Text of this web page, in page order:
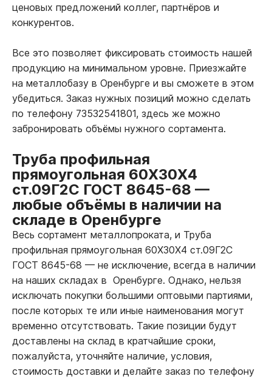
ценовых предложений коллег, партнёров и
конкурентов.
Все это позволяет фиксировать стоимость нашей
продукцию на минимальном уровне. Приезжайте
на металлобазу в Оренбурге и вы сможете в этом
убедиться. Заказ нужных позиций можно сделать
по телефону 73532541801, здесь же можно
забронировать объёмы нужного сортамента.
Труба профильная
прямоугольная 60Х30Х4
ст.09Г2С ГОСТ 8645-68 —
любые объёмы в наличии на
складе в Оренбурге
Весь сортамент металлопроката, и Труба
профильная прямоугольная 60Х30Х4 ст.09Г2С
ГОСТ 8645-68 — не исключение, всегда в наличии
на наших складах в Оренбурге. Однако, нельзя
исключать покупки большими оптовыми партиями,
после которых те или иные наименования могут
временно отсутствовать. Такие позиции будут
доставлены на склад в кратчайшие сроки,
пожалуйста, уточняйте наличие, условия,
стоимость доставки и делайте заказ по телефону